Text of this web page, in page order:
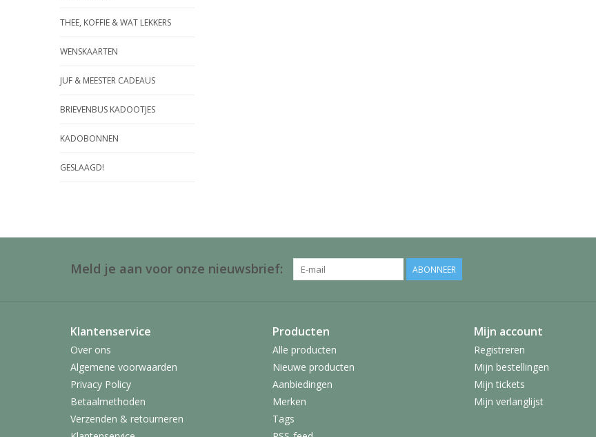
THEE, KOFFIE & WAT LEKKERS
WENSKAARTEN
JUF & MEESTER CADEAUS
BRIEVENBUS KADOOTJES
KADOBONNEN
GESLAAGD!
Meld je aan voor onze nieuwsbrief: ABONNEER
Klantenservice
Over ons
Algemene voorwaarden
Privacy Policy
Betaalmethoden
Verzenden & retourneren
Producten
Alle producten
Nieuwe producten
Aanbiedingen
Merken
Tags
Mijn account
Registreren
Mijn bestellingen
Mijn tickets
Mijn verlanglijst